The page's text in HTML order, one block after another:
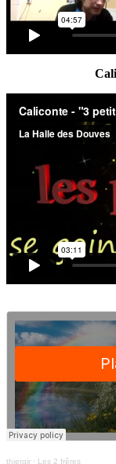
thiergir · Les 2 frêres